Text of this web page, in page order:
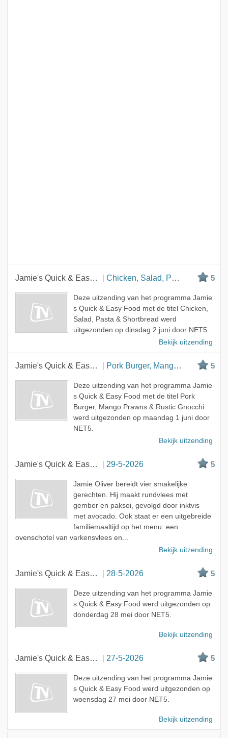
Jamie's Quick & Easy Food Chicken, Salad, Pasta & Shortbread 5
Deze uitzending van het programma Jamie
s Quick & Easy Food met de titel Chicken,
Salad, Pasta & Shortbread werd
uitgezonden op dinsdag 2 juni door NET5.
Bekijk uitzending
Jamie's Quick & Easy Food Pork Burger, Mango Prawns & Rustic Gnocchi 5
Deze uitzending van het programma Jamie
s Quick & Easy Food met de titel Pork
Burger, Mango Prawns & Rustic Gnocchi
werd uitgezonden op maandag 1 juni door
NET5.
Bekijk uitzending
Jamie's Quick & Easy Food 29-5-2026 5
Jamie Oliver bereidt vier smakelijke
gerechten. Hij maakt rundvlees met
gember en paksoi, gevolgd door inktvis
met avocado. Ook staat er een uitgebreide
familiemaaltijd op het menu: een
ovenschotel van varkensvlees en...
Bekijk uitzending
Jamie's Quick & Easy Food 28-5-2026 5
Deze uitzending van het programma Jamie
s Quick & Easy Food werd uitgezonden op
donderdag 28 mei door NET5.
Bekijk uitzending
Jamie's Quick & Easy Food 27-5-2026 5
Deze uitzending van het programma Jamie
s Quick & Easy Food werd uitgezonden op
woensdag 27 mei door NET5.
Bekijk uitzending